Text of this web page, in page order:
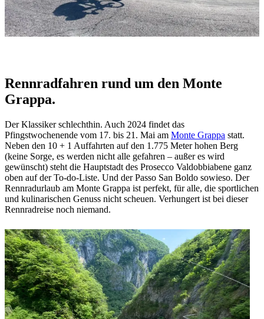
Rennradfahren rund um den Monte
Grappa.
Der Klassiker schlechthin. Auch 2024 findet das
Pfingstwochenende vom 17. bis 21. Mai am Monte Grappa statt.
Neben den 10 + 1 Auffahrten auf den 1.775 Meter hohen Berg
(keine Sorge, es werden nicht alle gefahren – außer es wird
gewünscht) steht die Hauptstadt des Prosecco Valdobbiabene ganz
oben auf der To-do-Liste. Und der Passo San Boldo sowieso. Der
Rennradurlaub am Monte Grappa ist perfekt, für alle, die sportlichen
und kulinarischen Genuss nicht scheuen. Verhungert ist bei dieser
Rennradreise noch niemand.